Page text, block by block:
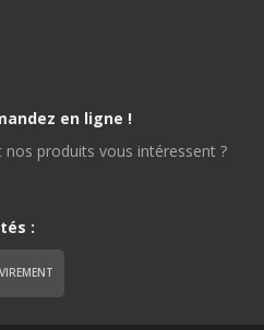
en ligne !
produits vous intéressent ?
:
VIREMENT